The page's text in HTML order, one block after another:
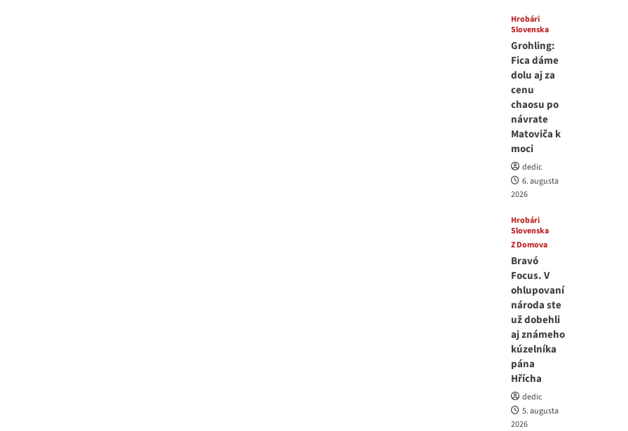
Hrobári
Slovenska
Grohling:
Fica dáme
dolu aj za
cenu
chaosu po
návrate
Matoviča k
moci
dedic
6. augusta
2026
Hrobári
Slovenska
Z Domova
Bravó
Focus. V
ohlupovaní
národa ste
už dobehli
aj známeho
kúzelníka
pána
Hřícha
dedic
5. augusta
2026